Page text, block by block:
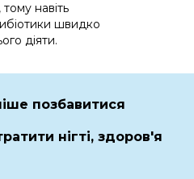
навіть
швидко
діяти.
позбавитися
нігті, здоров'я